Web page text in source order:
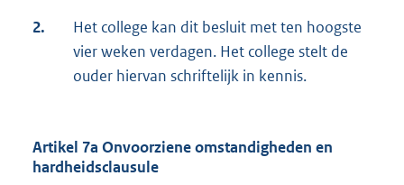
2.
Het college kan dit besluit met ten hoogste
vier weken verdagen. Het college stelt de
ouder hiervan schriftelijk in kennis.
Artikel 7a Onvoorziene omstandigheden en
hardheidsclausule